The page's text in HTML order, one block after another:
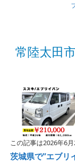
常陸太田
この記事は2026年6
茨城県で”エブリ